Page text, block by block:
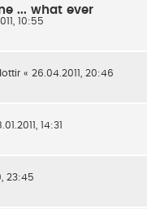
... what ever
10:55
« 26.04.2011, 20:46
14:31
23:45